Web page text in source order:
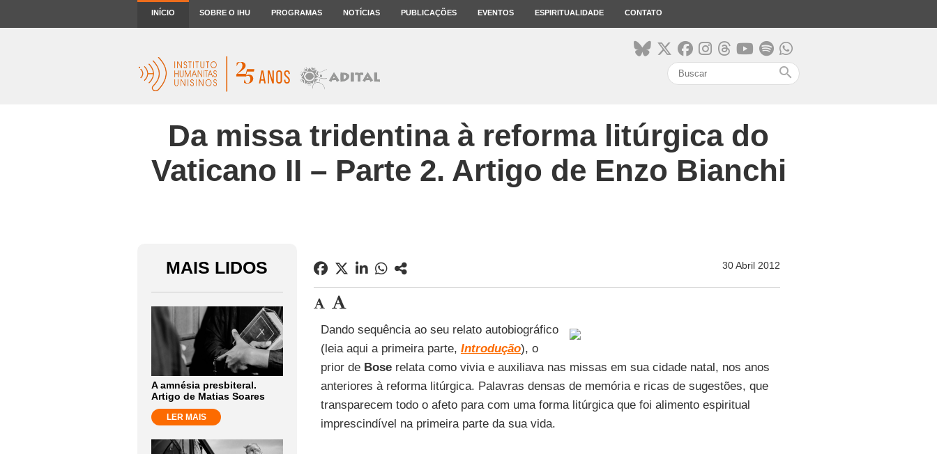
INÍCIO SOBRE O IHU PROGRAMAS NOTÍCIAS PUBLICAÇÕES EVENTOS ESPIRITUALIDADE CONTATO
search
Da missa tridentina à reforma litúrgica do
Vaticano II – Parte 2. Artigo de Enzo Bianchi
MAIS LIDOS
A amnésia presbiteral.
Artigo de Matias Soares
LER MAIS
30 Abril 2012
Dando sequência ao seu relato autobiográfico
(leia aqui a primeira parte, Introdução), o
prior de Bose relata como vivia e auxiliava nas missas em sua cidade natal, nos anos
anteriores à reforma litúrgica. Palavras densas de memória e ricas de sugestões, que
transparecem todo o afeto para com uma forma litúrgica que foi alimento espiritual
imprescindível na primeira parte da sua vida.